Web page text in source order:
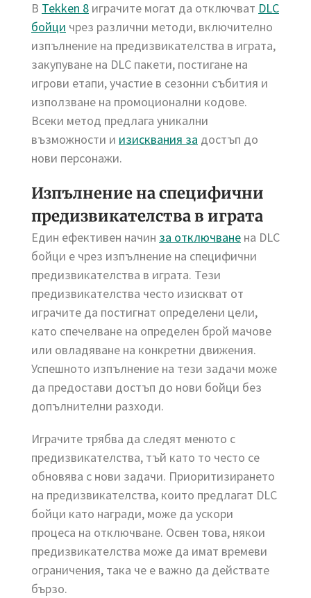
В Tekken 8 играчите могат да отключват DLC
бойци чрез различни методи, включително
изпълнение на предизвикателства в играта,
закупуване на DLC пакети, постигане на
игрови етапи, участие в сезонни събития и
използване на промоционални кодове.
Всеки метод предлага уникални
възможности и изисквания за достъп до
нови персонажи.
Изпълнение на специфични
предизвикателства в играта
Един ефективен начин за отключване на DLC
бойци е чрез изпълнение на специфични
предизвикателства в играта. Тези
предизвикателства често изискват от
играчите да постигнат определени цели,
като спечелване на определен брой мачове
или овладяване на конкретни движения.
Успешното изпълнение на тези задачи може
да предостави достъп до нови бойци без
допълнителни разходи.
Играчите трябва да следят менюто с
предизвикателства, тъй като то често се
обновява с нови задачи. Приоритизирането
на предизвикателства, които предлагат DLC
бойци като награди, може да ускори
процеса на отключване. Освен това, някои
предизвикателства може да имат времеви
ограничения, така че е важно да действате
бързо.